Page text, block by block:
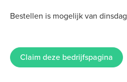
Bestellen is mogelijk van
Claim deze bedrijfspagina